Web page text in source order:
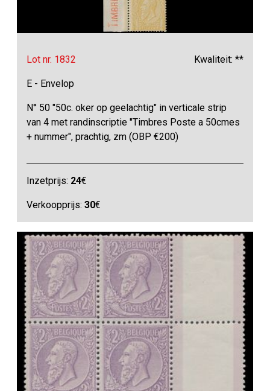
Lot nr. 1832 Kwaliteit: **
E - Envelop
N° 50 "50c. oker op geelachtig" in verticale strip
van 4 met randinscriptie "Timbres Poste a 50cmes
+ nummer", prachtig, zm (OBP €200)
Inzetprijs: 24€
Verkoopprijs:30€